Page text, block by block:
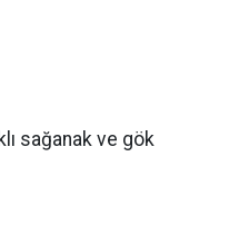
sağanak ve gök